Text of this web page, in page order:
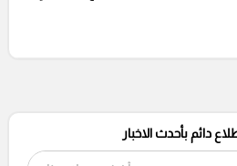
دائم بأحدث الاخبار